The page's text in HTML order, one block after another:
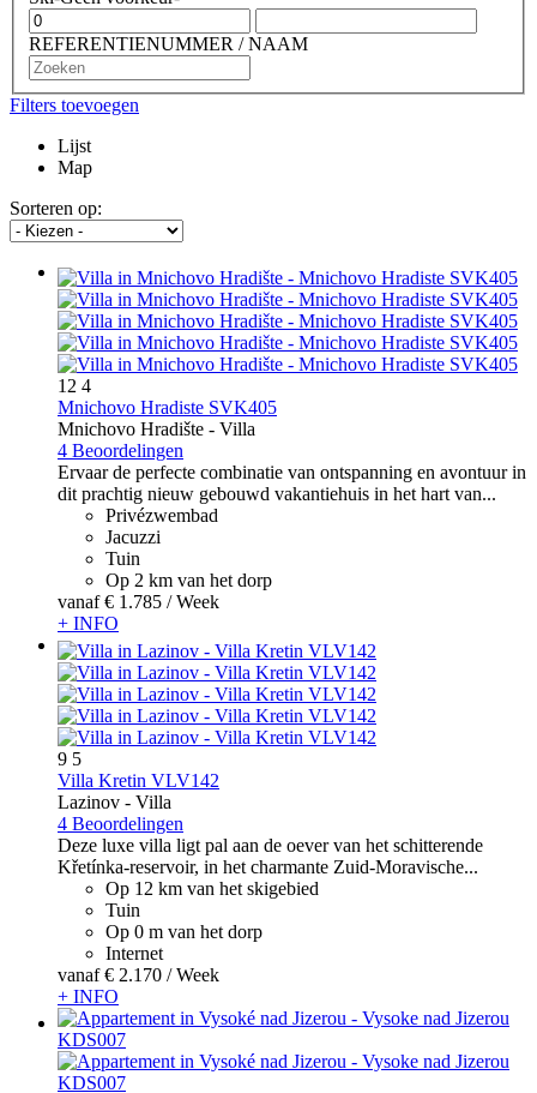
REFERENTIENUMMER / NAAM
Filters toevoegen
Lijst
Map
Sorteren op:
12 4
Mnichovo Hradiste SVK405
Mnichovo Hradište - Villa
4 Beoordelingen
Ervaar de perfecte combinatie van ontspanning en avontuur in
dit prachtig nieuw gebouwd vakantiehuis in het hart van...
Privézwembad
Jacuzzi
Tuin
Op 2 km van het dorp
vanaf € 1.785 / Week
+ INFO
9 5
Villa Kretin VLV142
Lazinov - Villa
4 Beoordelingen
Deze luxe villa ligt pal aan de oever van het schitterende
Křetínka-reservoir, in het charmante Zuid-Moravische...
Op 12 km van het skigebied
Tuin
Op 0 m van het dorp
Internet
vanaf € 2.170 / Week
+ INFO